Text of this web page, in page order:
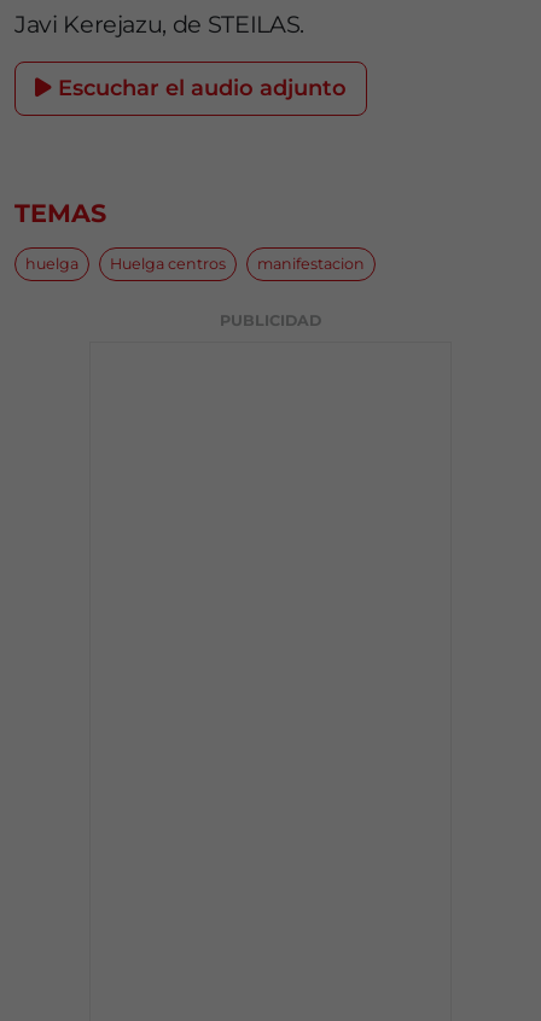
Javi Kerejazu, de STEILAS.
Escuchar el audio adjunto
TEMAS
huelga Huelga centros manifestacion
PUBLICIDAD